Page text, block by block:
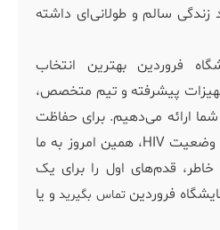
زندگی سالم و طولانی‌ای داشته
فروردین بهترین انتخاب
پیشرفته و تیم متخصص،
ارائه می‌دهیم. برای حفاظت
از سلامتی خود و اطلاع از وضعیت HIV، همین امروز به ما
قدم‌های اول را برای یک
فروردینتماس بگیریدو یا